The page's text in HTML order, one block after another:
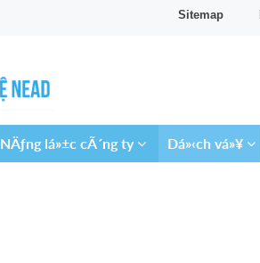
Sitemap
NÄƒng lá»±c cÃ´ng ty Dá»‹ch vá»¥